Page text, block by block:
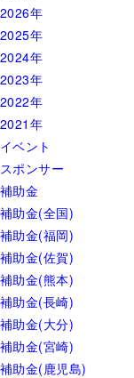
2026年
2025年
2024年
2023年
2022年
2021年
イベント
スポンサー
補助金
補助金(全国)
補助金(福岡)
補助金(佐賀)
補助金(熊本)
補助金(長崎)
補助金(大分)
補助金(宮崎)
補助金(鹿児島)